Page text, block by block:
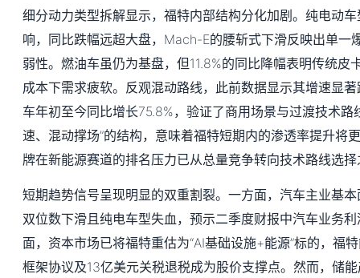
细分动力类型拆解显示，福特内部结构分化加剧。纯电动
响，同比跌幅远超大盘，Mach-E的腰斩式下滑反映出单一
弱性。燃油车虽仍为基盘，但11.8%的同比降幅表明传统皮
成本下需求疲软。反观混动路线，此前数据显示其增速显
车年初至今同比增长75.8%，验证了商用场景与过渡技术路
速、混动撑场”的结构，意味着福特短期内的渗透率提升将
牌在新能源赛道的排名压力已从总量竞争转向技术路线选
短期趋势信号呈现明显的双重割裂。一方面，汽车主业基
双位数下滑且纯电车型失血，预示二季度财报中汽车业务
面，资本市场已将福特重估为“AI基础设施+能源”标的，福
框架协议及13亿美元关税退税成为股价支撑点。然而，储